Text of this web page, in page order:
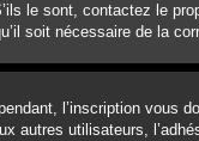
le sont, contactez le
soit nécessaire de la
l’inscription vous
autres utilisateurs,